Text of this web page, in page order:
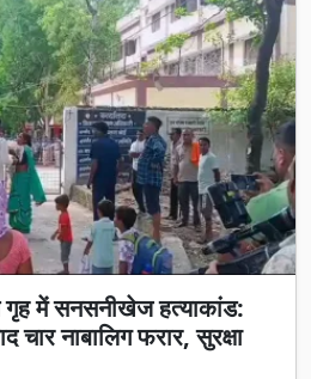
गृह में सनसनीखेज हत्याकांड:
चार नाबालिग फरार, सुरक्षा